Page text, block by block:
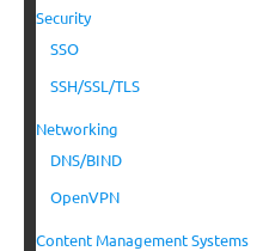
Security
SSO
SSH/SSL/TLS
Networking
DNS/BIND
OpenVPN
Content Management Systems